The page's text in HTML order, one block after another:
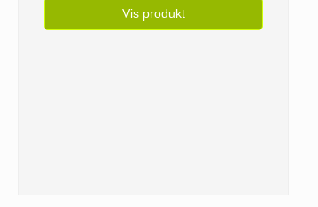
Vis produkt